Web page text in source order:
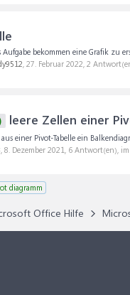
Aufgabe bekommen eine Grafik zu
, 27. Februar 2022, 2
leere Zellen einer
einer Pivot-Tabelle ein
, 8. Dezember 2021, 6 Antwort(en),
diagramm
Office Hilfe